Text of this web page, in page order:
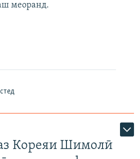
меоранд.
Кореяи Шимолӣ